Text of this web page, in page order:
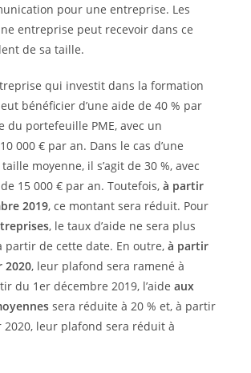
pour une entreprise. Les
entreprise peut recevoir dans ce
de sa taille.
qui investit dans la formation
bénéficier d’une aide de 40 % par
du portefeuille PME, avec un
000 € par an. Dans le cas d’une
moyenne, il s’agit de 30 %, avec
15 000 € par an. Toutefois, à partir
2019, ce montant sera réduit. Pour
, le taux d’aide ne sera plus
partir de cette date. En outre, à partir
2020, leur plafond sera ramené à
du 1er décembre 2019, l’aide aux
sera réduite à 20 % et, à partir
leur plafond sera réduit à